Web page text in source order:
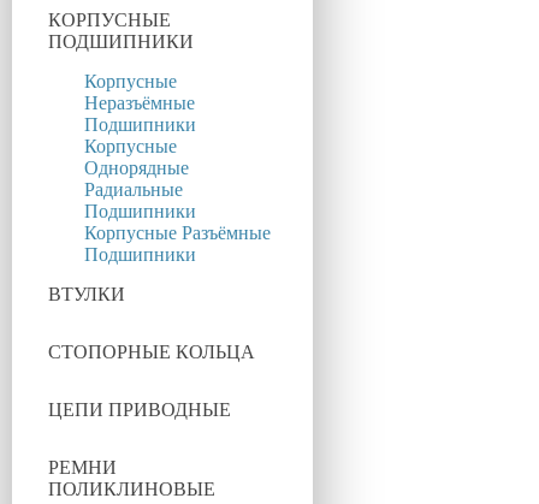
КОРПУСНЫЕ
ПОДШИПНИКИ
Корпусные
Неразъёмные
Подшипники
Корпусные
Однорядные
Радиальные
Подшипники
Корпусные Разъёмные
Подшипники
ВТУЛКИ
СТОПОРНЫЕ КОЛЬЦА
ЦЕПИ ПРИВОДНЫЕ
РЕМНИ
ПОЛИКЛИНОВЫЕ